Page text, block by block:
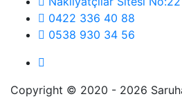
0422 336 40 88
0538 930 34 56
Copyright © 2020 - 2026